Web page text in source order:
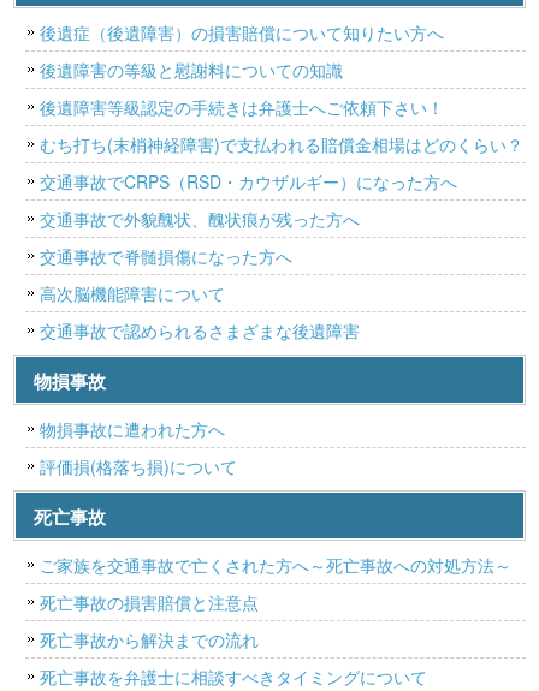
後遺症（後遺障害）の損害賠償について知りたい方へ
後遺障害の等級と慰謝料についての知識
後遺障害等級認定の手続きは弁護士へご依頼下さい！
むち打ち(末梢神経障害)で支払われる賠償金相場はどのくらい？
交通事故でCRPS（RSD・カウザルギー）になった方へ
交通事故で外貌醜状、醜状痕が残った方へ
交通事故で脊髄損傷になった方へ
高次脳機能障害について
交通事故で認められるさまざまな後遺障害
物損事故
物損事故に遭われた方へ
評価損(格落ち損)について
死亡事故
ご家族を交通事故で亡くされた方へ～死亡事故への対処方法～
死亡事故の損害賠償と注意点
死亡事故から解決までの流れ
死亡事故を弁護士に相談すべきタイミングについて